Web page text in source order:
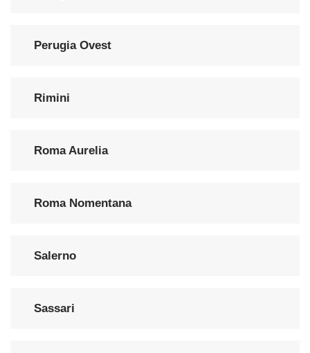
Perugia Ovest
Rimini
Roma Aurelia
Roma Nomentana
Salerno
Sassari